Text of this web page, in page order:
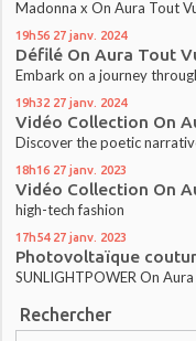
Madonna x On Aura Tout
19h56 27 janv. 2024
Défilé On Aura Tout
Embark on a journey
19h32 27 janv. 2024
Vidéo Collection On
Discover the poetic
18h16 27 janv. 2023
Vidéo Collection On
high-tech fashion
17h54 27 janv. 2023
Photovoltaïque
SUNLIGHTPOWER On
Rechercher